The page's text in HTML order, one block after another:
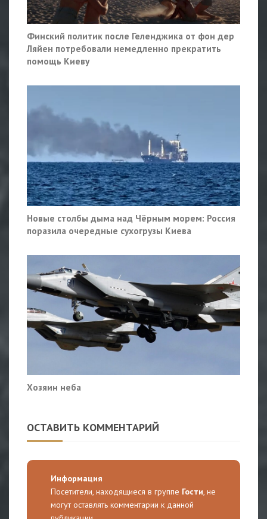
Финский политик после Геленджика от фон дер
Ляйен потребовали немедленно прекратить
помощь Киеву
Новые столбы дыма над Чёрным морем: Россия
поразила очередные сухогрузы Киева
Хозяин неба
ОСТАВИТЬ КОММЕНТАРИЙ
Информация
Посетители, находящиеся в группе Гости, не
могут оставлять комментарии к данной